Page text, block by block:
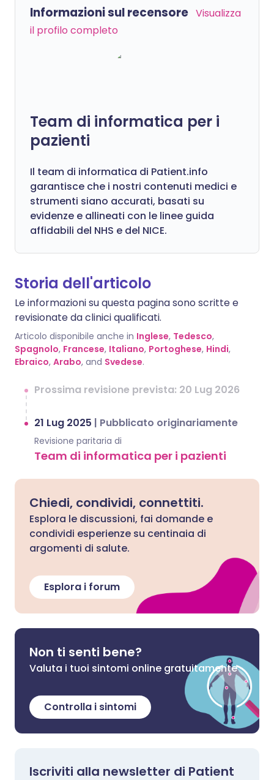
Informazioni sul recensore Visualizza
il profilo completo
Team di informatica per i
pazienti
Il team di informatica di Patient.info
garantisce che i nostri contenuti medici e
strumenti siano accurati, basati su
evidenze e allineati con le linee guida
affidabili del NHS e del NICE.
Storia dell'articolo
Le informazioni su questa pagina sono scritte e
revisionate da clinici qualificati.
Articolo disponibile anche in Inglese, Tedesco,
Spagnolo, Francese, Italiano, Portoghese, Hindi,
Ebraico, Arabo, and Svedese.
Prossima revisione prevista: 20 Lug 2026
21 Lug 2025 | Pubblicato originariamente
Revisione paritaria di
Team di informatica per i pazienti
Chiedi, condividi, connettiti.
Esplora le discussioni, fai domande e
condividi esperienze su centinaia di
argomenti di salute.
Esplora i forum
Non ti senti bene?
Valuta i tuoi sintomi online gratuitamente
Controlla i sintomi
Iscriviti alla newsletter di Patient